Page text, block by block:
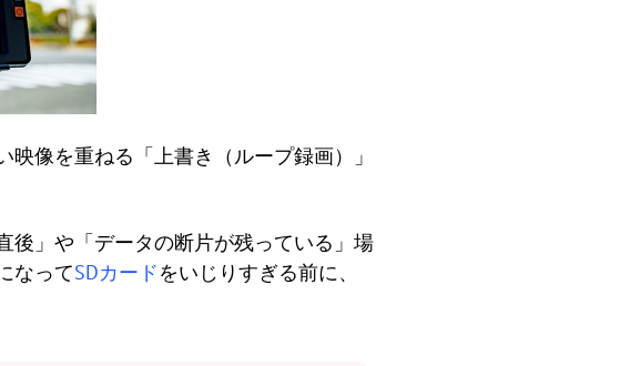
像を重ねる「上書き（ループ録画）」
後」や「データの断片が残っている」場
なってSDカードをいじりすぎる前に、